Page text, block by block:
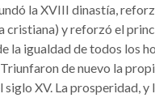
la XVIII dinastía,
cristiana) y reforzó el
la igualdad de todos los
de nuevo la
XV. La prosperidad,